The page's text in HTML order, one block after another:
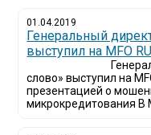
01.04.2019
Генеральный
выступил на MFO
слово» выступил на
презентацией о
микрокредитования В